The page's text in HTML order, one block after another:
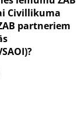
Civillikuma
partneriem